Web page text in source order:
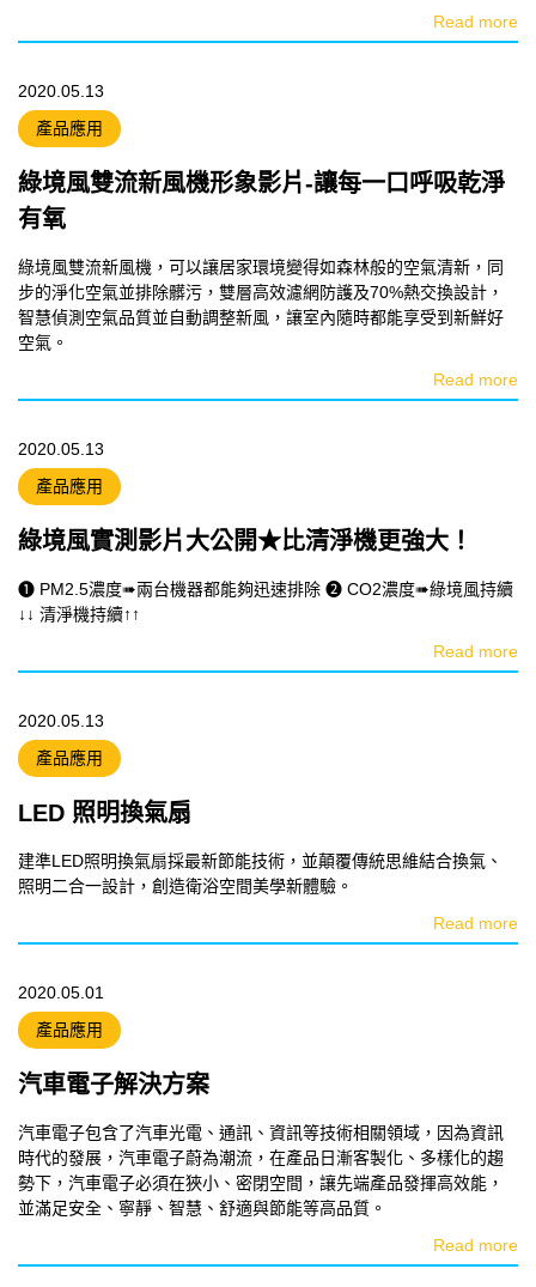
Read more
2020.05.13
產品應用
綠境風雙流新風機形象影片-讓每一口呼吸乾淨
有氧
綠境風雙流新風機，可以讓居家環境變得如森林般的空氣清新，同
步的淨化空氣並排除髒污，雙層高效濾網防護及70%熱交換設計，
智慧偵測空氣品質並自動調整新風，讓室內隨時都能享受到新鮮好
空氣。
Read more
2020.05.13
產品應用
綠境風實測影片大公開★比清淨機更強大！
❶ PM2.5濃度➠兩台機器都能夠迅速排除 ❷ CO2濃度➠綠境風持續
↓↓ 清淨機持續↑↑
Read more
2020.05.13
產品應用
LED 照明換氣扇
建準LED照明換氣扇採最新節能技術，並顛覆傳統思維結合換氣、
照明二合一設計，創造衛浴空間美學新體驗。
Read more
2020.05.01
產品應用
汽車電子解決方案
汽車電子包含了汽車光電、通訊、資訊等技術相關領域，因為資訊
時代的發展，汽車電子蔚為潮流，在產品日漸客製化、多樣化的趨
勢下，汽車電子必須在狹小、密閉空間，讓先端產品發揮高效能，
並滿足安全、寧靜、智慧、舒適與節能等高品質。
Read more